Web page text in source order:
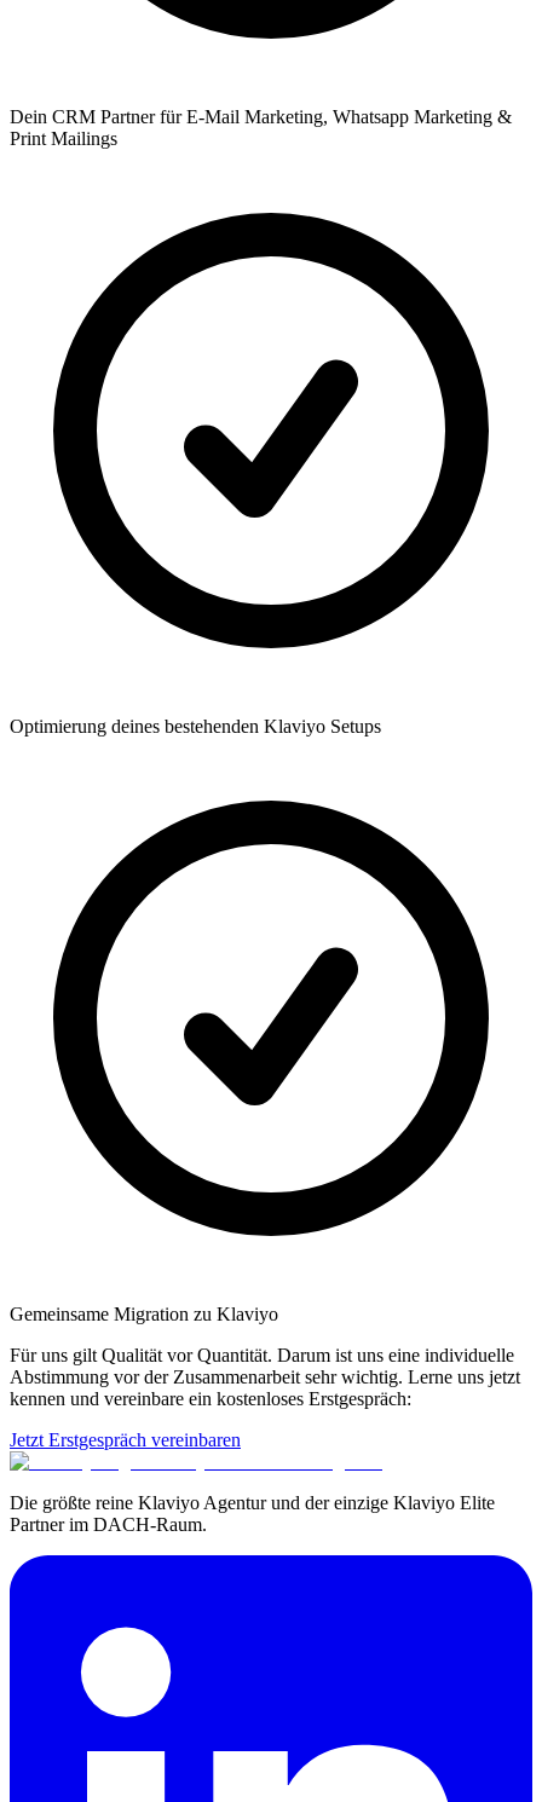
Dein CRM Partner für E-Mail Marketing, Whatsapp Marketing &
Print Mailings
Optimierung deines bestehenden Klaviyo Setups
Gemeinsame Migration zu Klaviyo
Für uns gilt Qualität vor Quantität. Darum ist uns eine individuelle
Abstimmung vor der Zusammenarbeit sehr wichtig. Lerne uns jetzt
kennen und vereinbare ein kostenloses Erstgespräch:
Jetzt Erstgespräch vereinbaren
Die größte reine Klaviyo Agentur und der einzige Klaviyo Elite
Partner im DACH-Raum.